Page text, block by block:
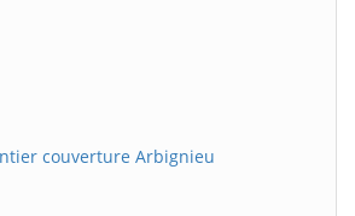
couverture Arbignieu